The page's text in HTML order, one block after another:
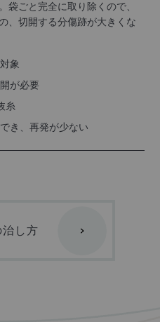
袋ごと完全に取り除くので、
、切開する分傷跡が大きくな
象
が必要
糸
き、再発が少ない
し方